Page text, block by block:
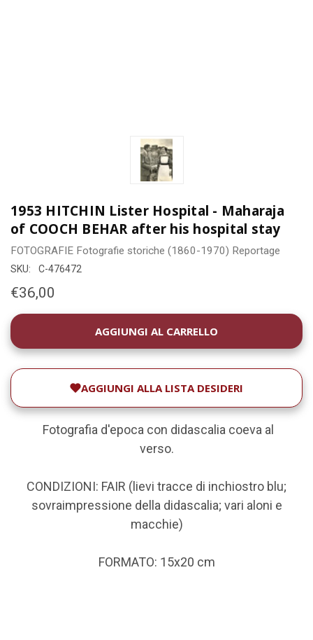
1953 HITCHIN Lister Hospital - Maharaja
of COOCH BEHAR after his hospital stay
FOTOGRAFIE Fotografie storiche (1860-1970) Reportage
SKU: C-476472
€36,00
DISPONIBILITÀ
ATTUALE:
AGGIUNGI ALLA LISTA DESIDERI
Fotografia d'epoca con didascalia coeva al
verso.
CONDIZIONI: FAIR (lievi tracce di inchiostro blu;
sovraimpressione della didascalia; vari aloni e
macchie)
FORMATO: 15x20 cm